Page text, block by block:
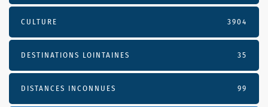
CULTURE 3904
DESTINATIONS LOINTAINES 35
DISTANCES INCONNUES 99